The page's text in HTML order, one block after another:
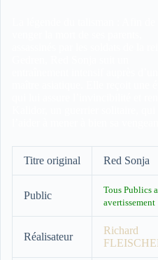
Titre original Red Sonja
Public
Tous Publics
avertissement
Réalisateur
Richard